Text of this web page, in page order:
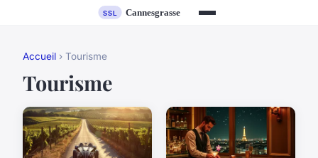
Accueil › Tourisme
Tourisme